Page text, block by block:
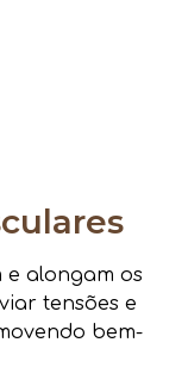
e alongam os
tensões e
bem-